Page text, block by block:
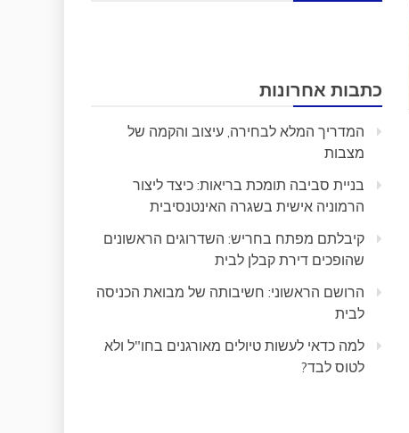
כתבות אחרונות
המדריך המלא לבחירה, עיצוב והקמה של
מצבות
בניית סביבה תומכת בריאות: כיצד ליצור
הרמוניה אישית בשגרה האינטנסיבית
קיבלתם מפתח בחריש: השדרוגים הראשונים
שהופכים דירת קבלן לבית
הרושם הראשוני: חשיבותה של מבואת הכניסה
לבית
למה כדאי לעשות טיולים מאורגנים בחו"ל ולא
לטוס לבד?